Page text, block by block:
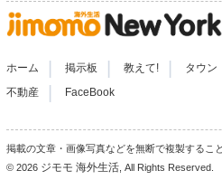
ホーム 掲示板 教えて! タウン
不動産 FaceBook
掲載の文章・画像写真などを無断で複製するこ
© 2026 ジモモ 海外生活 , All Rights Reserved.